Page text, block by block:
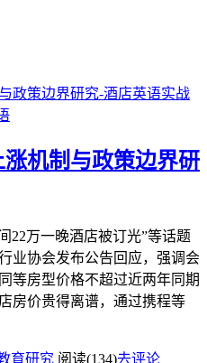
机制与政策边界研
22万一晚酒店被订光”等话题
业协会发布公告回应，强调会
等房型价格不超过近两年同期
房价贵得离谱，通过携程等
育研究 阅读(134)去评论